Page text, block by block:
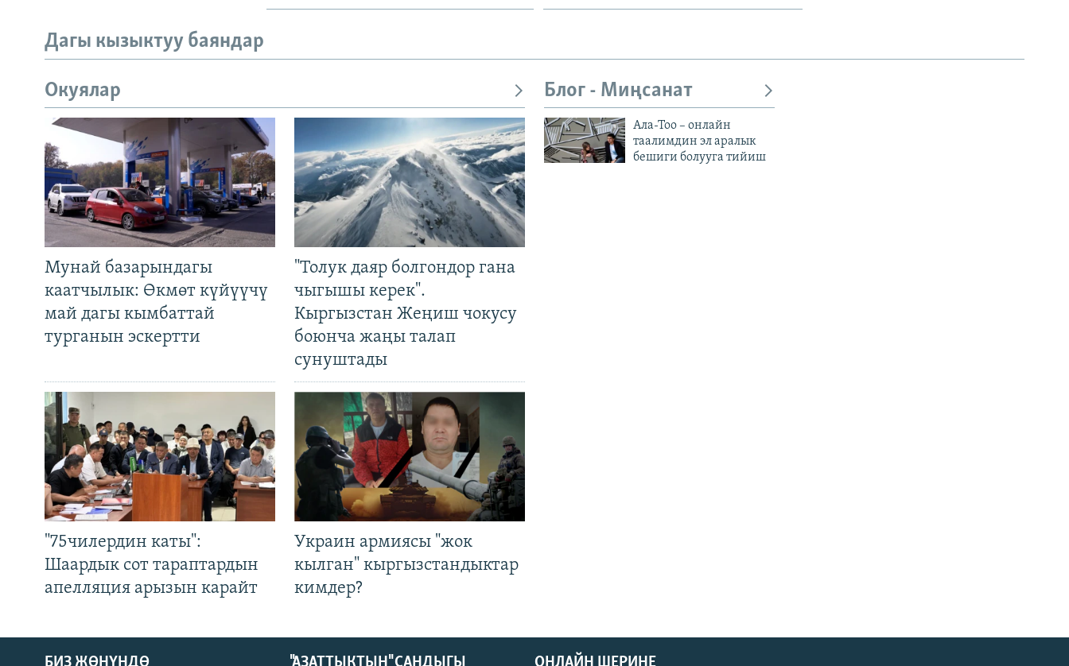
Дагы кызыктуу баяндар
Окуялар
Мунай базарындагы
каатчылык: Өкмөт күйүүчү
май дагы кымбаттай
турганын эскертти
"Толук даяр болгондор гана
чыгышы керек".
Кыргызстан Жеңиш чокусу
боюнча жаңы талап
сунуштады
"75чилердин каты":
Шаардык сот тараптардын
апелляция арызын карайт
Украин армиясы "жок
кылган" кыргызстандыктар
кимдер?
Блог - Миңсанат
Ала-Тоо – онлайн
таалимдин эл аралык
бешиги болууга тийиш